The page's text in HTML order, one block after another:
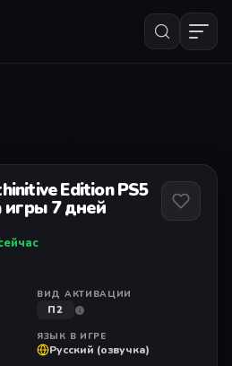
Edition PS5
игры 7 дней
ВИД АКТИВАЦИИ
П2
ЯЗЫК В ИГРЕ
Русский (озвучка)